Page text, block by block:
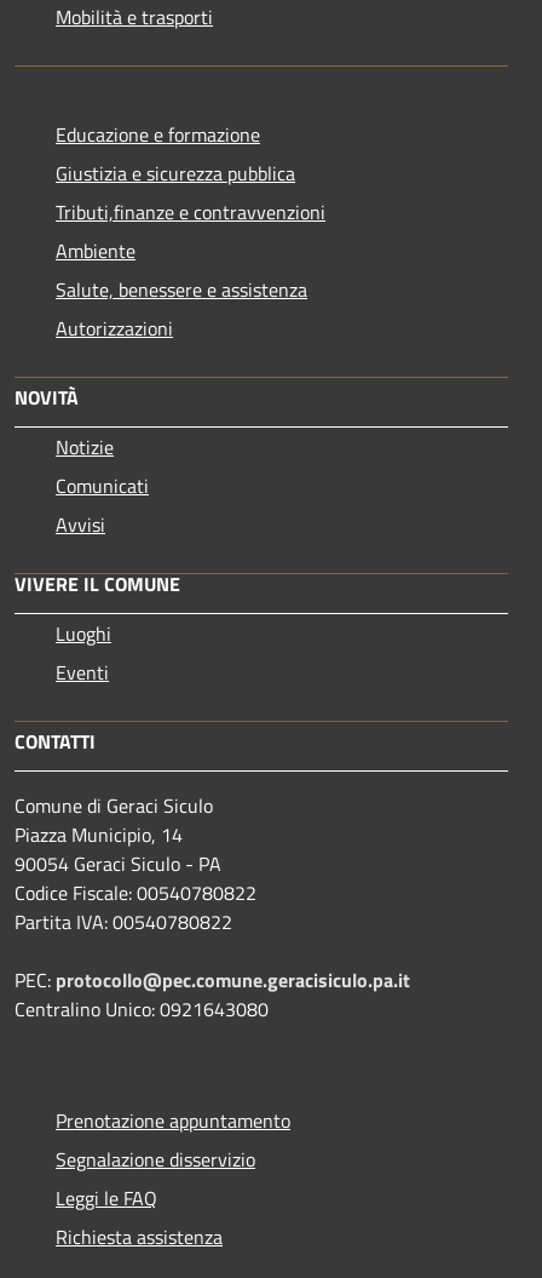
Mobilità e trasporti
Educazione e formazione
Giustizia e sicurezza pubblica
Tributi,finanze e contravvenzioni
Ambiente
Salute, benessere e assistenza
Autorizzazioni
NOVITÀ
Notizie
Comunicati
Avvisi
VIVERE IL COMUNE
Luoghi
Eventi
CONTATTI
Comune di Geraci Siculo
Piazza Municipio, 14
90054 Geraci Siculo - PA
Codice Fiscale: 00540780822
Partita IVA: 00540780822
PEC: protocollo@pec.comune.geracisiculo.pa.it
Centralino Unico: 0921643080
Prenotazione appuntamento
Segnalazione disservizio
Leggi le FAQ
Richiesta assistenza